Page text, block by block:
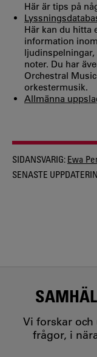
Här är tips på
Här kan du hitta
information
noter. Du har
Orchestral
orkestermusik.
Allmänna
SIDANSVARIG: Ewa
SENASTE
Vi forskar
frågor, i